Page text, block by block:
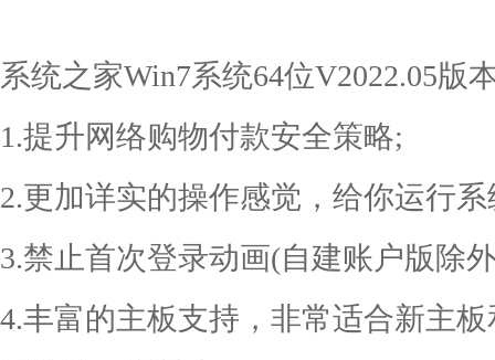
系统之家Win7系统64位V2022.05版
1.提升网络购物付款安全策略;
2.更加详实的操作感觉，给你运行
3.禁止首次登录动画(自建账户版除
4.丰富的主板支持，非常适合新主